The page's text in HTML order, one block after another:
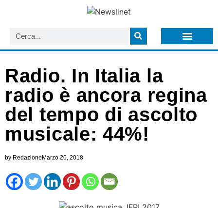
Radio. In Italia la
radio è ancora regina
del tempo di ascolto
musicale: 44%!
by RedazioneMarzo 20, 2018